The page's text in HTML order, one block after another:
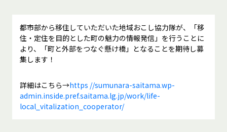
都市部から移住していただいた地域おこし協力隊が、「移
住・定住を目的とした町の魅力の情報発信」を行うことに
より、「町と外部をつなぐ懸け橋」となることを期待し募
集します！
詳細はこちら→https //sumunara-saitama.wp-
admin.inside.pref.saitama.lg.jp/work/life-
local_vitalization_cooperator/